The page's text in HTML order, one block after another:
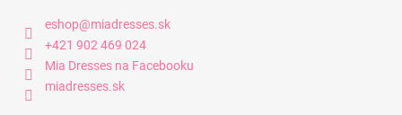
eshop@miadresses.sk
+421 902 469 024
Mia Dresses na Facebooku
miadresses.sk